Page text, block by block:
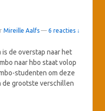
Mireille Aalfs — 6 reacties ↓
de overstap naar het
naar hbo staat volop
studenten om deze
de grootste verschillen